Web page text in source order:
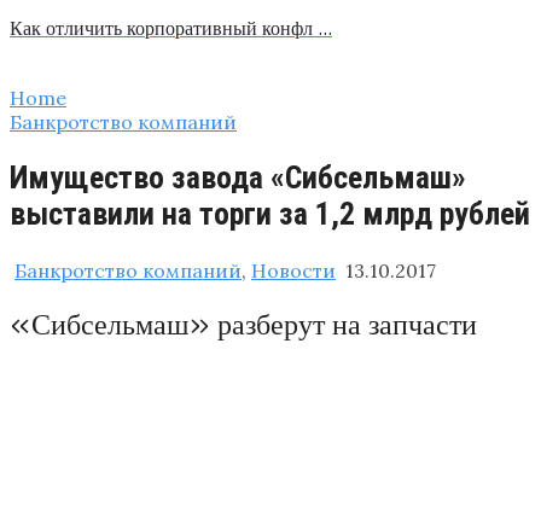
Как отличить корпоративный конфл …
Home
Банкротство компаний
Имущество завода «Сибсельмаш»
выставили на торги за 1,2 млрд рублей
Банкротство компаний, Новости 13.10.2017
«Сибсельмаш» разберут на запчасти